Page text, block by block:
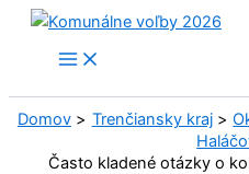
Preskočiť
Domov Trenčiansky kraj
Často kladené otázky o